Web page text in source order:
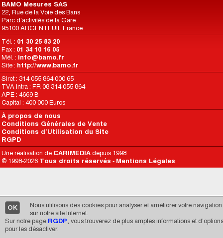
OK
Nous utilisons des cookies pour analyser et améliorer votre navigation
sur notre site Internet.
Sur notre page RGDP, vous trouverez de plus amples informations et d’options
pour les désactiver.
BAMO Mesures SAS
22, Rue de la Voie des Bans
Parc d'activités de la Gare
95100 ARGENTEUIL France
Tél. : 01 30 25 83 20
Fax : 01 34 10 16 05
Mél. : info@bamo.fr
Site : http://www.bamo.fr
Siret : 314 055 864 000 65
TVA Intra : FR 08 314 055 864
APE : 4669 B
Capital : 400 000 Euros
À propos de nous
Conditions Générales de Vente
Conditions d’Utilisation du Site
RGPD
Une réalisation de CARIMEDIA depuis 1998
© 1998-2026 Tous droits réservés - Mentions Légales